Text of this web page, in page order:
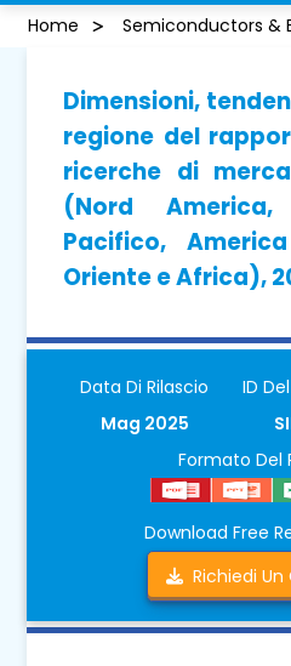
Home Semiconductors &
Dimensioni,
regione del
ricerche di
(Nord
Pacifico,
Oriente e Africa),
Data Di Rilascio
Mag 2025
ID
Formato Del
Download Free
Richiedi Un